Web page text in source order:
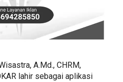
A.Md., CHRM,
lahir sebagai aplikasi